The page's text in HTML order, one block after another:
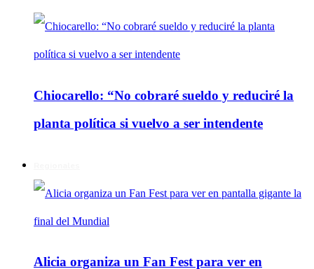
Chiocarello: “No cobraré sueldo y reduciré la
planta política si vuelvo a ser intendente
Alicia organiza un Fan Fest para ver en